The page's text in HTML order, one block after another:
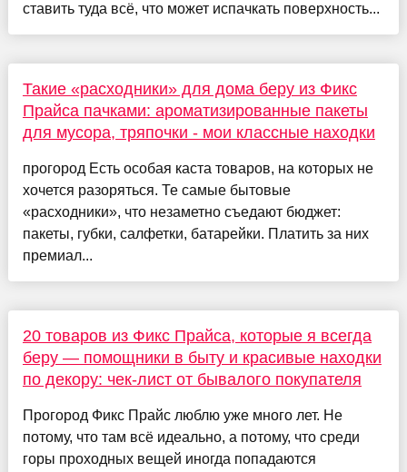
ставить туда всё, что может испачкать поверхность...
Такие «расходники» для дома беру из Фикс
Прайса пачками: ароматизированные пакеты
для мусора, тряпочки - мои классные находки
прогород Есть особая каста товаров, на которых не
хочется разоряться. Те самые бытовые
«расходники», что незаметно съедают бюджет:
пакеты, губки, салфетки, батарейки. Платить за них
премиал...
20 товаров из Фикс Прайса, которые я всегда
беру — помощники в быту и красивые находки
по декору: чек-лист от бывалого покупателя
Прогород Фикс Прайс люблю уже много лет. Не
потому, что там всё идеально, а потому, что среди
горы проходных вещей иногда попадаются